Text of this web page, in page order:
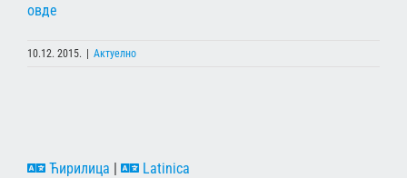
овде
10.12. 2015. | Актуелно
Ћирилица | Latinica